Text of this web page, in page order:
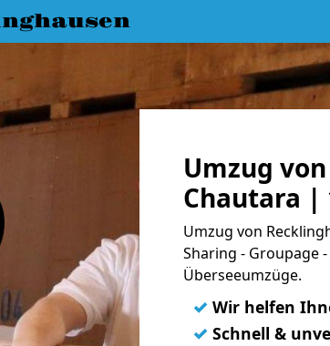
Umzug
Chautara |
Umzug von
Sharing - Groupage
Überseeumzüge.
✓ Wir helfen
✓ Schnell &